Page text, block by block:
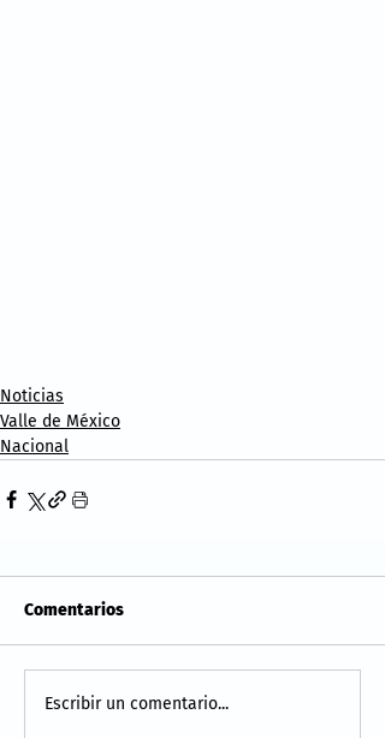
Noticias
Valle de México
Nacional
Comentarios
Escribir un comentario...